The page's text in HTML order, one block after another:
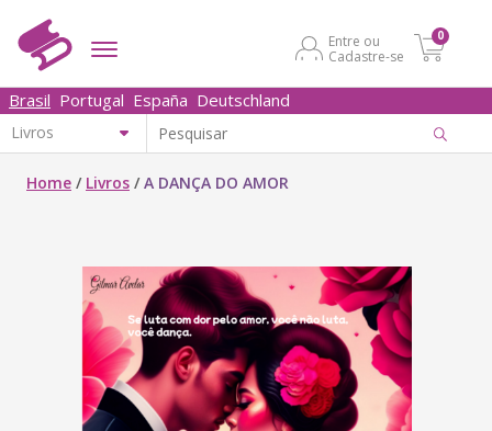
Entre ou
Cadastre-se
0
Brasil Portugal España Deutschland
Home / Livros /A DANÇA DO AMOR